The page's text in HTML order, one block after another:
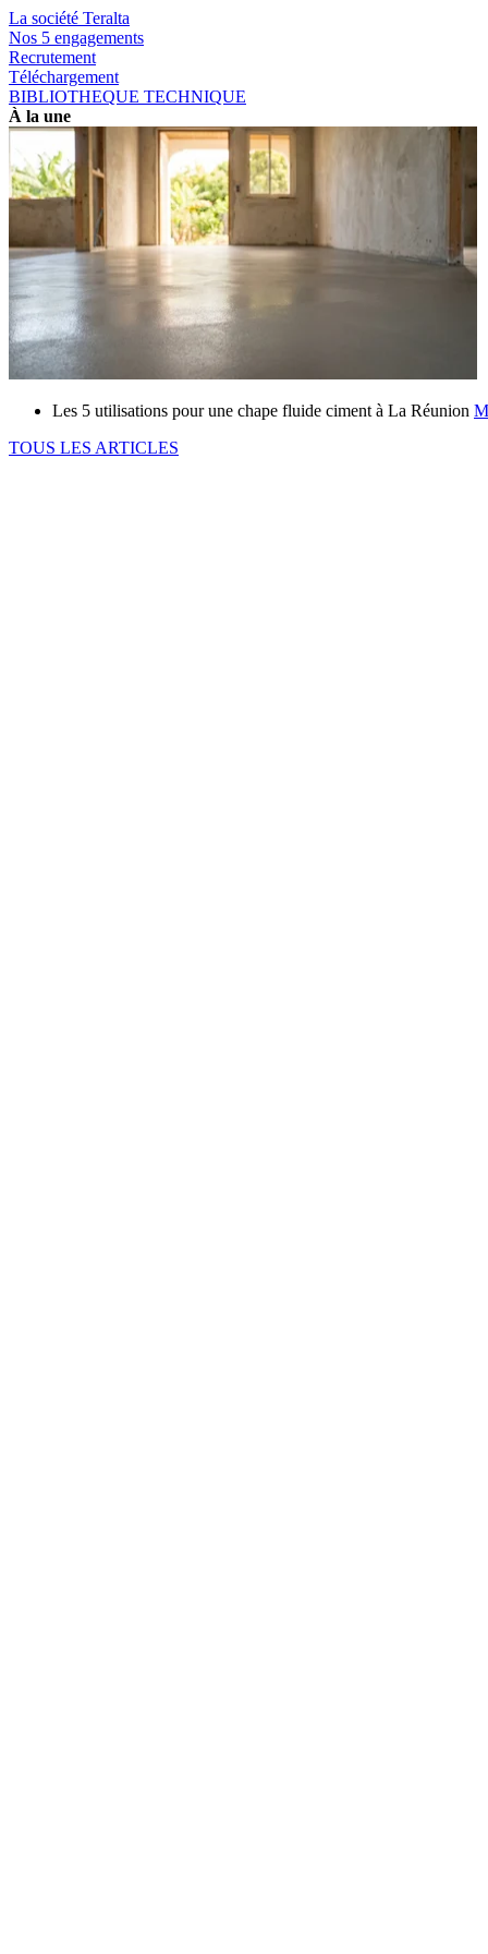
La société Teralta
Nos 5 engagements
Recrutement
Téléchargement
BIBLIOTHEQUE TECHNIQUE
À la une
Les 5 utilisations pour une chape fluide ciment à La Réunion
TOUS LES ARTICLES